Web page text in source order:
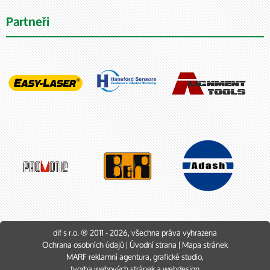
řemenic
Partneři
dif s r.o. ® 2011 - 2026, všechna práva vyhrazena
Ochrana osobních údajů|Úvodní strana|Mapa stránek
MARFreklamní agentura,grafické studio,